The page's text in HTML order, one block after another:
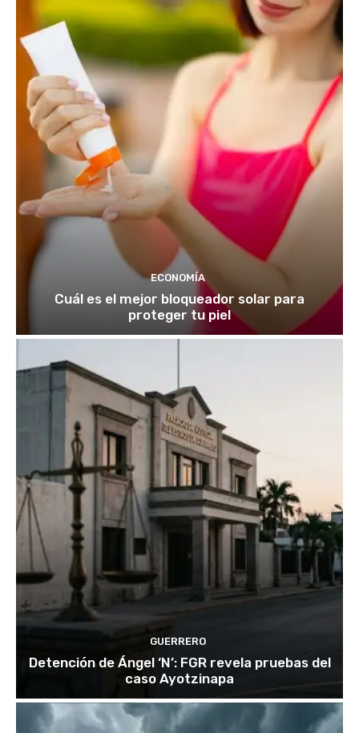
ECONOMÍA
Cuál es el mejor bloqueador solar para
proteger tu piel
GUERRERO
Detención de Ángel ‘N’: FGR revela pruebas del
caso Ayotzinapa